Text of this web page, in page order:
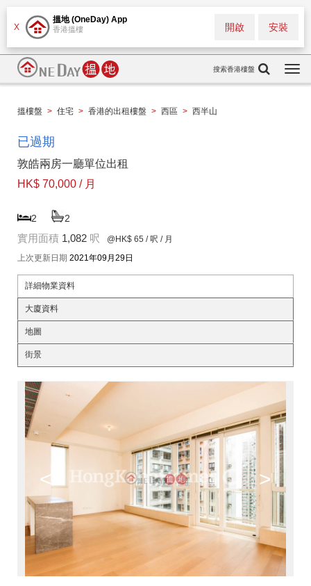
X
搵地 (OneDay) App
香港搵樓 安裝
開啟
搜索香港樓盤
搵樓盤 > 住宅 > 香港的出租樓盤 > 西區 > 西半山
已過期
敦皓兩房一廳單位出租
HK$ 70,000 / 月
2 2
實用面積 1,082 呎 @HK$ 65 / 呎 / 月
上次更新日期 2021年09月29日
詳細物業資料
大廈資料
地圖
街景
< >